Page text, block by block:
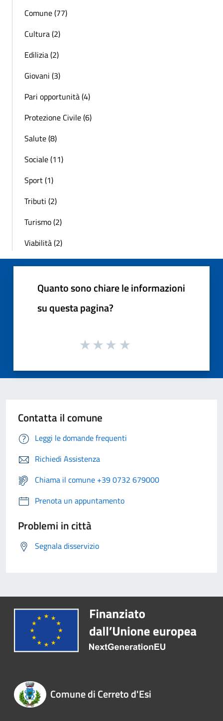
Comune (77)
Cultura (2)
Edilizia (2)
Giovani (3)
Pari opportunità (4)
Protezione Civile (6)
Salute (8)
Sociale (11)
Sport (1)
Tributi (2)
Turismo (2)
Viabilità (2)
Quanto sono chiare le informazioni
su questa pagina?
Contatta il comune
Leggi le domande frequenti
Richiedi Assistenza
Chiama il comune +39 0732 679000
Prenota un appuntamento
Problemi in città
Segnala disservizio
Comune di Cerreto d'Esi